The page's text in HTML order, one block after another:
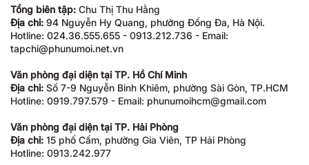
Tổng biên tập: Chu Thị Thu Hằng
Địa chỉ: 94 Nguyễn Hy Quang, phường Đống Đa, Hà Nội.
Hotline: 024.36.555.655 - 0913.212.736 - Email:
tapchi@phunumoi.net.vn
Văn phòng đại diện tại TP. Hồ Chí Minh
Địa chỉ: Số 7-9 Nguyễn Bỉnh Khiêm, phường Sài Gòn, TP.HCM
Hotline: 0919.797.579 - Email: phunumoihcm@gmail.com
Văn phòng đại diện tại TP. Hải Phòng
Địa chỉ: 15 phố Cấm, phường Gia Viên, TP Hải Phòng
Hotline: 0913.242.977